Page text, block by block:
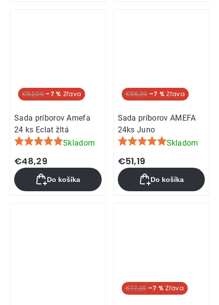
€52,09 –7 %
Sada príborov Amefa
24 ks Eclat žltá
Priemerné
hodnotenie
produktu
je
5,0
Skladom
€48,29
Do košíka
€55,39 –7 %
Sada príborov AMEFA
24ks Juno
Priemerné
hodnotenie
produktu
je
5,0
Skladom
€51,19
Do košíka
€77,29 –7 %